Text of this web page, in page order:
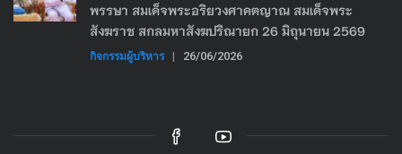
พรรษา สมเด็จพระอริยวงศาคตญาณ สมเด็จพระ
สังฆราช สกลมหาสังฆปริณายก 26 มิถุนายน 2569
กิจกรรมผู้บริหาร | 26/06/2026